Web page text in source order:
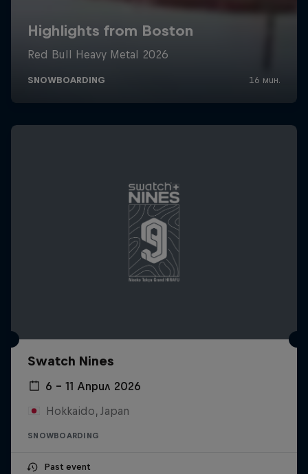
Swatch Nines
6 – 11 Април 2026
Hokkaido, Japan
SNOWBOARDING
Past event